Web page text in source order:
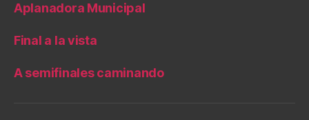
Aplanadora Municipal
Final a la vista
A semifinales caminando